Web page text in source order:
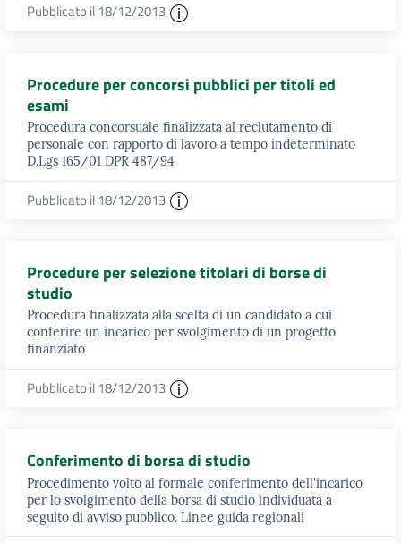
Pubblicato il 18/12/2013
Procedure per concorsi pubblici per titoli ed
esami
Procedura concorsuale finalizzata al reclutamento di
personale con rapporto di lavoro a tempo indeterminato
D.Lgs 165/01 DPR 487/94
Pubblicato il 18/12/2013
Procedure per selezione titolari di borse di
studio
Procedura finalizzata alla scelta di un candidato a cui
conferire un incarico per svolgimento di un progetto
finanziato
Pubblicato il 18/12/2013
Conferimento di borsa di studio
Procedimento volto al formale conferimento dell'incarico
per lo svolgimento della borsa di studio individuata a
seguito di avviso pubblico. Linee guida regionali